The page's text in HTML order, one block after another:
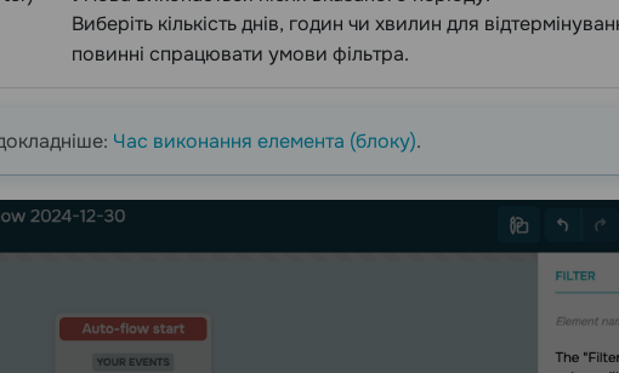
Виберіть кількість днів, годин чи хвилин для
повинні спрацювати умови фільтра.
Час виконання елемента (блоку).